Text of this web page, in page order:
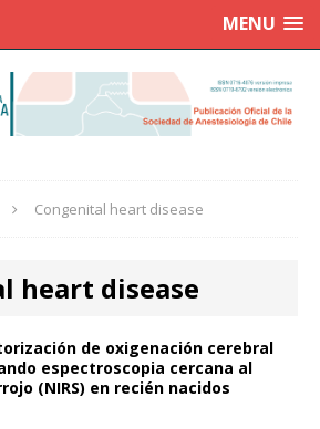
MENU
Congenital heart disease
heart disease
de oxigenación cerebral
espectroscopia cercana al
(NIRS) en recién nacidos